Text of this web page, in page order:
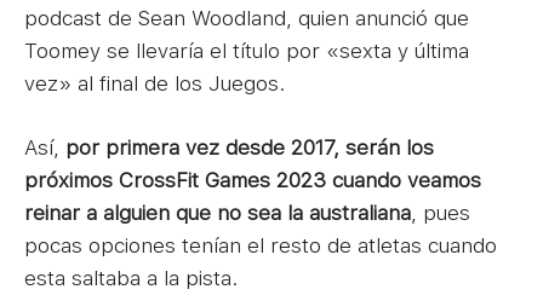
podcast de Sean Woodland, quien anunció que
Toomey se llevaría el título por «sexta y última
vez» al final de los Juegos.
Así, por primera vez desde 2017, serán los
próximos CrossFit Games 2023 cuando veamos
reinar a alguien que no sea la australiana, pues
pocas opciones tenían el resto de atletas cuando
esta saltaba a la pista.